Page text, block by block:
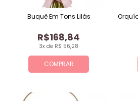
COMPRAR
3x de R$ 56,28
R$168,84
Buquê Em Tons Lilás